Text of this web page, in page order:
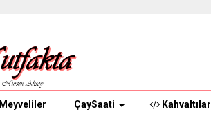
Meyveliler ÇaySaati Kahvaltılar